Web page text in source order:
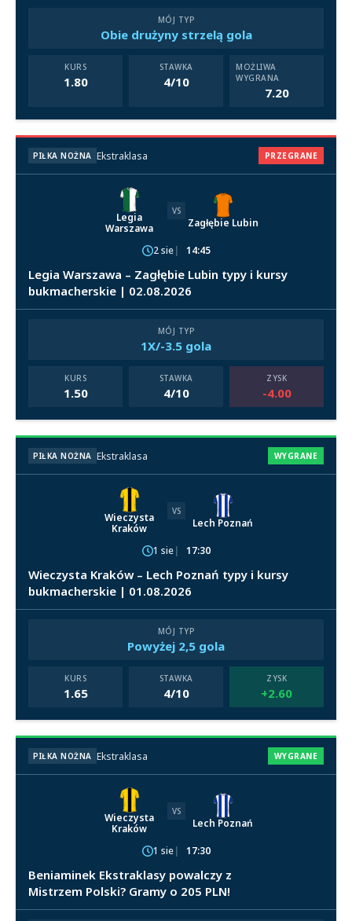
MÓJ TYP
Obie drużyny strzelą gola
KURS
1.80
STAWKA
4/10
MOŻLIWA
WYGRANA
7.20
PIŁKA NOŻNA Ekstraklasa PRZEGRANE
Legia
Warszawa
VS
Zagłębie Lubin
2 sie 14:45
Legia Warszawa – Zagłębie Lubin typy i kursy
bukmacherskie | 02.08.2026
MÓJ TYP
1X/-3.5 gola
KURS
1.50
STAWKA
4/10
ZYSK
-4.00
PIŁKA NOŻNA Ekstraklasa WYGRANE
Wieczysta
Kraków
VS
Lech Poznań
1 sie 17:30
Wieczysta Kraków – Lech Poznań typy i kursy
bukmacherskie | 01.08.2026
MÓJ TYP
Powyżej 2,5 gola
KURS
1.65
STAWKA
4/10
ZYSK
+2.60
PIŁKA NOŻNA Ekstraklasa WYGRANE
Wieczysta
Kraków
VS
Lech Poznań
1 sie 17:30
Beniaminek Ekstraklasy powalczy z
Mistrzem Polski? Gramy o 205 PLN!